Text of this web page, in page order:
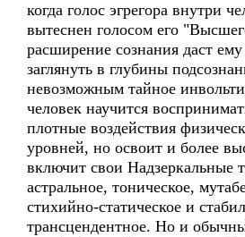
когда голос эгрегора внутри
вытеснен голосом его
расширение сознания даст
заглянуть в глубины
невозможным тайное
человек научится
плотные воздействия
уровней, но освоит и более
включит свои Надзеркальные
астральное, тоническое,
стихийно-статическое и
трансцендентное. Но и